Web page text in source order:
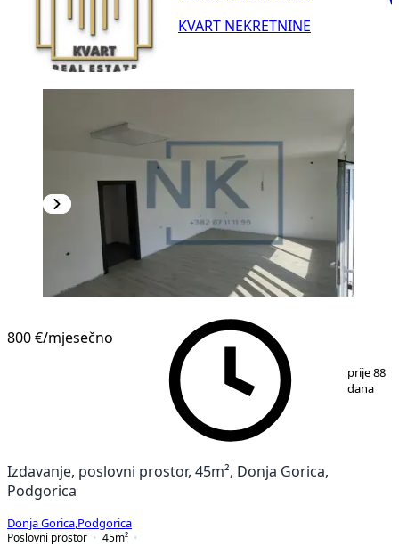
KVART NEKRETNINE
800 €/mjesečno
prije 88
dana
Izdavanje, poslovni prostor, 45m², Donja Gorica,
Podgorica
Donja Gorica Podgorica
Poslovni prostor
45m²